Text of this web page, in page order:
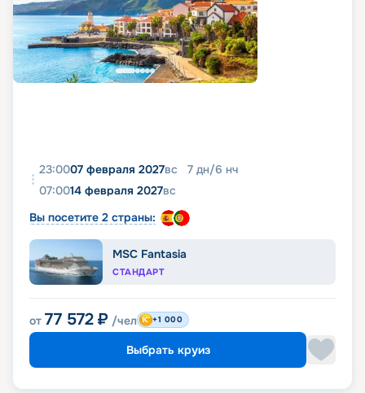
23:0007 февраля 2027вс 7 дн/6 нч
07:0014 февраля 2027вс
Вы посетите 2 страны:
MSC Fantasia
СТАНДАРТ
от 77 572 ₽ /чел +1 000
Выбрать круиз